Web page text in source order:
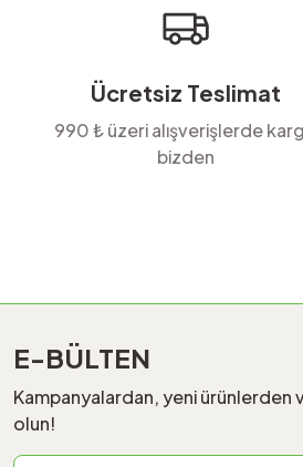
Bu ürüne benzer farklı alternatifler
Ücretsiz Teslimat
990 ₺ üzeri alışverişlerde
bizden
E-BÜLTEN
Kampanyalardan, yeni ürünlerden
olun!